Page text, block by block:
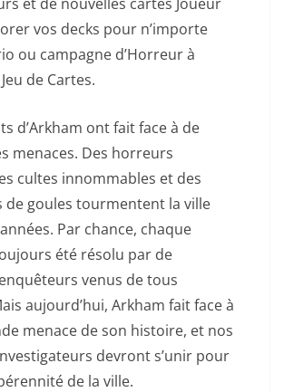
vos decks pour n’importe
ou campagne d’Horreur à
de Cartes.
d’Arkham ont fait face à de
menaces. Des horreurs
cultes innommables et des
de goules tourmentent la ville
Par chance, chaque
été résolu par de
venus de tous
aujourd’hui, Arkham fait face à
menace de son histoire, et nos
devront s’unir pour
de la ville.